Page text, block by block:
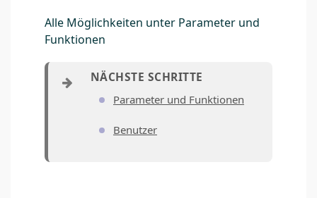
Alle Möglichkeiten unter Parameter und
Funktionen
Parameter und Funktionen
Benutzer